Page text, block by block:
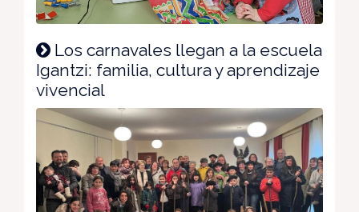
Los carnavales llegan a la escuela
Igantzi: familia, cultura y aprendizaje
vivencial